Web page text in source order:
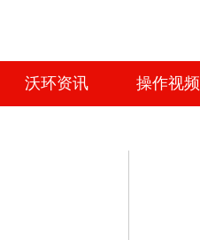
沃环资讯 操作视频